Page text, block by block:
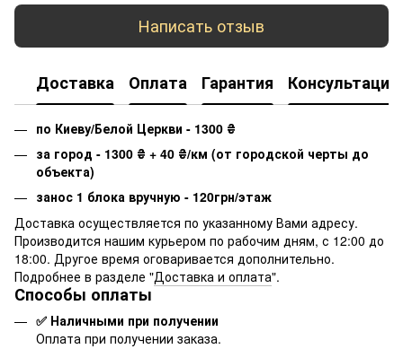
Написать отзыв
Доставка Оплата Гарантия Консультация
по Киеву/Белой Церкви - 1300 ₴
за город - 1300 ₴ + 40 ₴/км (от городской черты до
объекта)
занос 1 блока вручную - 120грн/этаж
Доставка осуществляется по указанному Вами адресу.
Производится нашим курьером по рабочим дням, с 12:00 до
18:00. Другое время оговаривается дополнительно.
Подробнее в разделе "Доставка и оплата".
Способы оплаты
✅ Наличными при получении
Оплата при получении заказа.